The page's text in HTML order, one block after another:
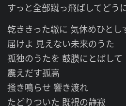
すっと全部蹴っ飛ばしてどう
乾ききった轍に 気休めひとし
届けよ 見えない未来のうた
孤独のうたを 鼓膜にとばして
震えだす孤高
掻き鳴らせ 響き渡れ
たどりついた 既視の静寂